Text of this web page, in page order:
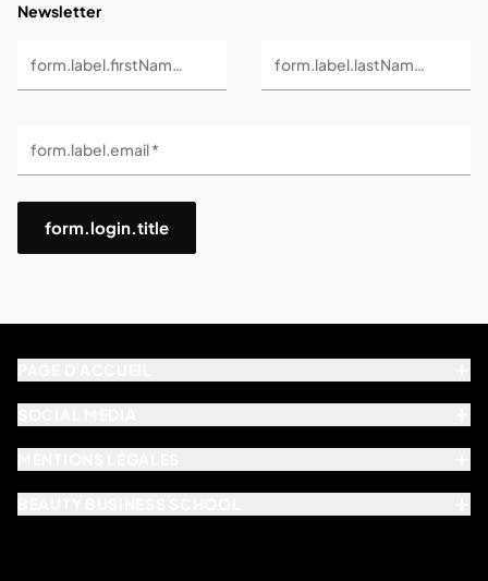
Newsletter
form.label.firstName * form.label.lastName *
form.label.email *
form.login.title